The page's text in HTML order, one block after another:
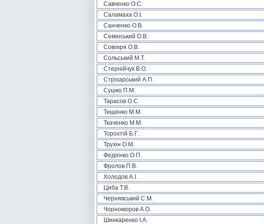
Савченко О.С.
Саламаха О.І.
Санченко О.В.
Семінський О.В.
Совгиря О.В.
Сольський М.Т.
Стернійчук В.О.
Стріхарський А.П.
Сушко П.М.
Тарасов О.С.
Тищенко М.М.
Ткаченко М.М.
Торохтій Б.Г.
Трухін О.М.
Федієнко О.П.
Фролов П.В.
Холодов А.І.
Циба Т.В.
Чернявський С.М.
Чорноморов А.О.
Шинкаренко І.А.